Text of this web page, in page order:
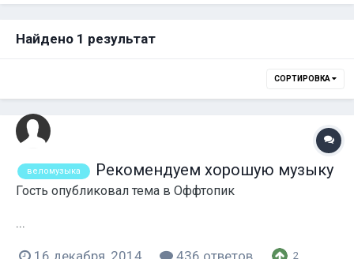
Найдено 1 результат
СОРТИРОВКА
веломузыка Рекомендуем хорошую музыку
Гость опубликовал тема в Оффтопик
...
2